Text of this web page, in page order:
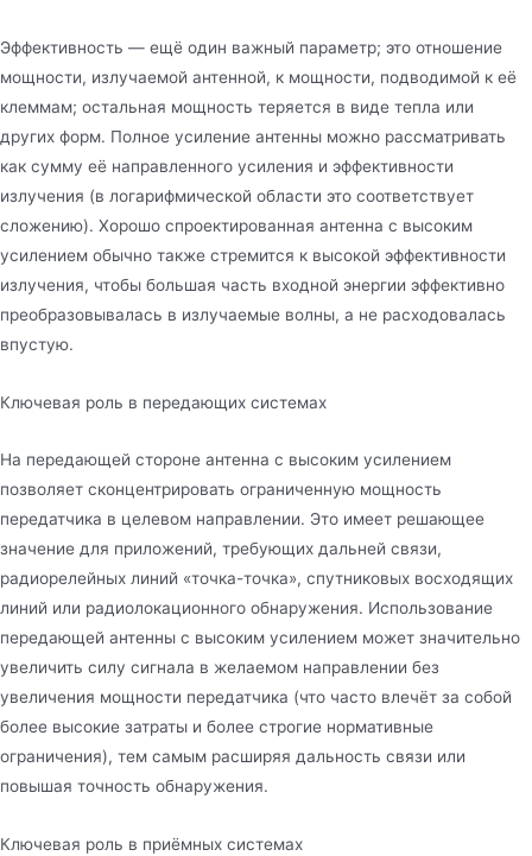
Эффективность — ещё один важный параметр; это отношение
мощности, излучаемой антенной, к мощности, подводимой к её
клеммам; остальная мощность теряется в виде тепла или
других форм. Полное усиление антенны можно рассматривать
как сумму её направленного усиления и эффективности
излучения (в логарифмической области это соответствует
сложению). Хорошо спроектированная антенна с высоким
усилением обычно также стремится к высокой эффективности
излучения, чтобы большая часть входной энергии эффективно
преобразовывалась в излучаемые волны, а не расходовалась
впустую.
Ключевая роль в передающих системах
На передающей стороне антенна с высоким усилением
позволяет сконцентрировать ограниченную мощность
передатчика в целевом направлении. Это имеет решающее
значение для приложений, требующих дальней связи,
радиорелейных линий «точка-точка», спутниковых восходящих
линий или радиолокационного обнаружения. Использование
передающей антенны с высоким усилением может значительно
увеличить силу сигнала в желаемом направлении без
увеличения мощности передатчика (что часто влечёт за собой
более высокие затраты и более строгие нормативные
ограничения), тем самым расширяя дальность связи или
повышая точность обнаружения.
Ключевая роль в приёмных системах